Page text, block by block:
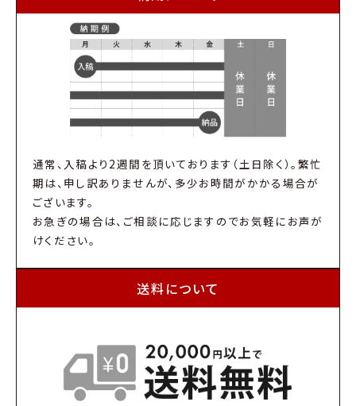
通常、入稿より2週間を頂いております（土日除く）。繁忙
期は、申し訳ありませんが、多少お時間がかかる場合が
ございます。
お急ぎの場合は、ご相談に応じますのでお気軽にお声が
けください。
送料について